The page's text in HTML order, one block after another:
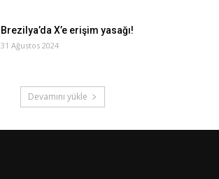
Brezilya’da X’e erişim yasağı!
31 Ağustos 2024
Devamını yükle